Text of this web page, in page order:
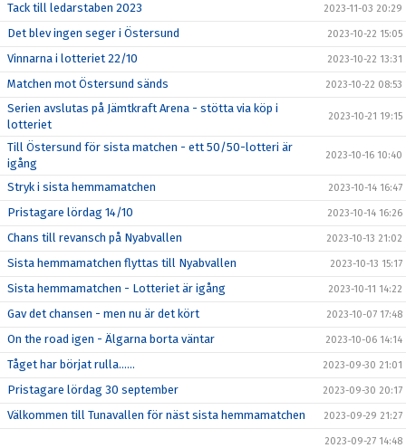
Tack till ledarstaben 2023 2023-11-03 20:29
Det blev ingen seger i Östersund 2023-10-22 15:05
Vinnarna i lotteriet 22/10 2023-10-22 13:31
Matchen mot Östersund sänds 2023-10-22 08:53
Serien avslutas på Jämtkraft Arena - stötta via köp i
lotteriet
2023-10-21 19:15
Till Östersund för sista matchen - ett 50/50-lotteri är
igång
2023-10-16 10:40
Stryk i sista hemmamatchen 2023-10-14 16:47
Pristagare lördag 14/10 2023-10-14 16:26
Chans till revansch på Nyabvallen 2023-10-13 21:02
Sista hemmamatchen flyttas till Nyabvallen 2023-10-13 15:17
Sista hemmamatchen - Lotteriet är igång 2023-10-11 14:22
Gav det chansen - men nu är det kört 2023-10-07 17:48
On the road igen - Älgarna borta väntar 2023-10-06 14:14
Tåget har börjat rulla…… 2023-09-30 21:01
Pristagare lördag 30 september 2023-09-30 20:17
Välkommen till Tunavallen för näst sista hemmamatchen 2023-09-29 21:27
2023-09-27 14:48